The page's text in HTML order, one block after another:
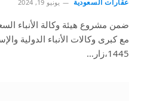
عقارات السعودية يونيو 19, 2024
ضمن مشروع هيئة وكالة الأنباء
مع كبرى وكالات الأنباء الدولية
1445،زار…